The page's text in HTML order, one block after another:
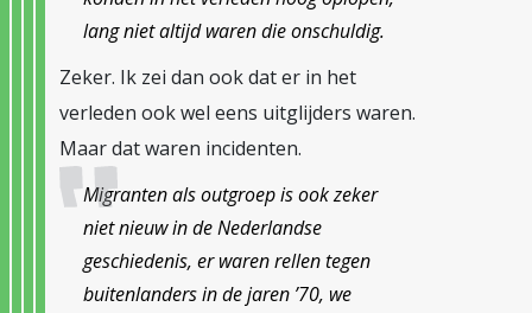
lang niet altijd waren die onschuldig.
Zeker. Ik zei dan ook dat er in het
verleden ook wel eens uitglijders waren.
Maar dat waren incidenten.
Migranten als outgroep is ook zeker
niet nieuw in de Nederlandse
geschiedenis, er waren rellen tegen
buitenlanders in de jaren ’70, we